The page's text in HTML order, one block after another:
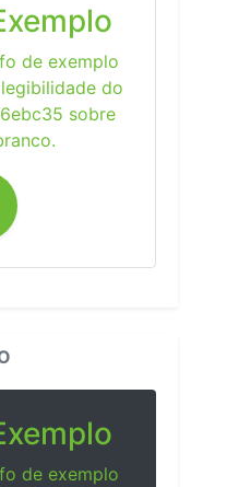
de exemplo
do
sobre
de exemplo